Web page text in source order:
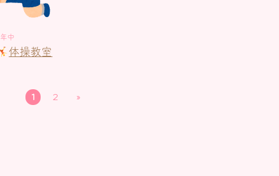
年中
体操教室
1 2 »